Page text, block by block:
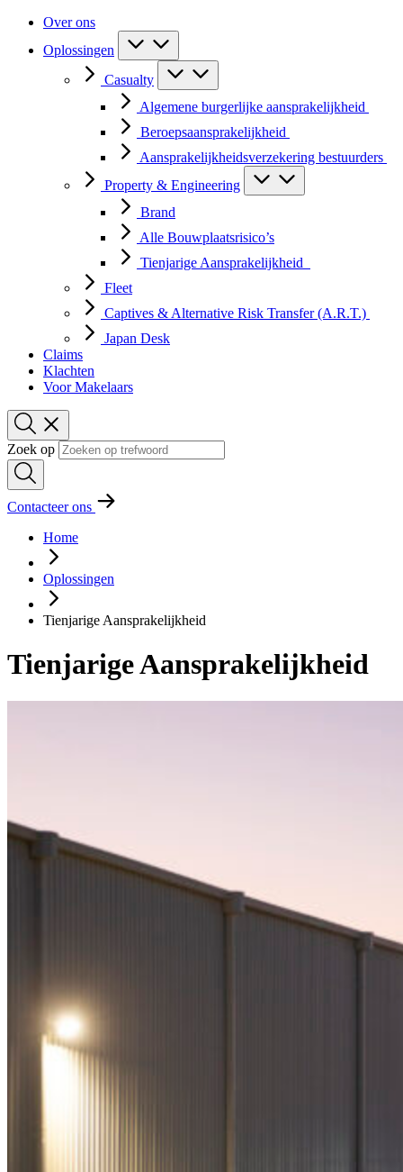
Over ons
Oplossingen
Casualty
Algemene burgerlijke aansprakelijkheid
Beroepsaansprakelijkheid
Aansprakelijkheidsverzekering bestuurders
Property & Engineering
Brand
Alle Bouwplaatsrisico’s
Tienjarige Aansprakelijkheid
Fleet
Captives & Alternative Risk Transfer (A.R.T.)
Japan Desk
Claims
Klachten
Voor Makelaars
Zoek op
Contacteer ons
Home
Oplossingen
Tienjarige Aansprakelijkheid
Tienjarige Aansprakelijkheid